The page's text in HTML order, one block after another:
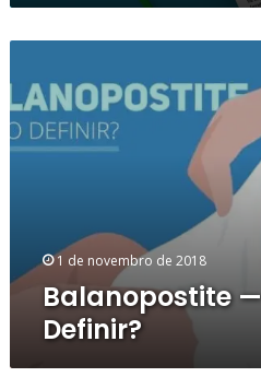
de
2016
Como
Definir?
1 de novembro de 2018
Balanopostite
Definir?